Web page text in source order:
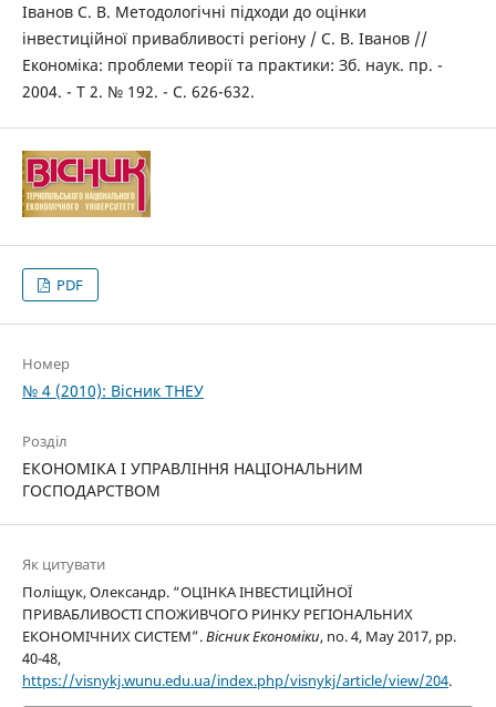
Іванов С. В. Методологічні підходи до оцінки
інвестиційної привабливості регіону / С. В. Іванов //
Економіка: проблеми теорії та практики: Зб. наук. пр. -
2004. - Т 2. № 192. - С. 626-632.
PDF
Номер
№ 4 (2010): Вісник ТНЕУ
Розділ
ЕКОНОМІКА І УПРАВЛІННЯ НАЦІОНАЛЬНИМ
ГОСПОДАРСТВОМ
Як цитувати
Поліщук, Олександр. “ОЦІНКА ІНВЕСТИЦІЙНОЇ
ПРИВАБЛИВОСТІ СПОЖИВЧОГО РИНКУ РЕГІОНАЛЬНИХ
ЕКОНОМІЧНИХ СИСТЕМ”.Вісник Економіки, no. 4, May 2017, pp.
40-48,
https://visnykj.wunu.edu.ua/index.php/visnykj/article/view/204.